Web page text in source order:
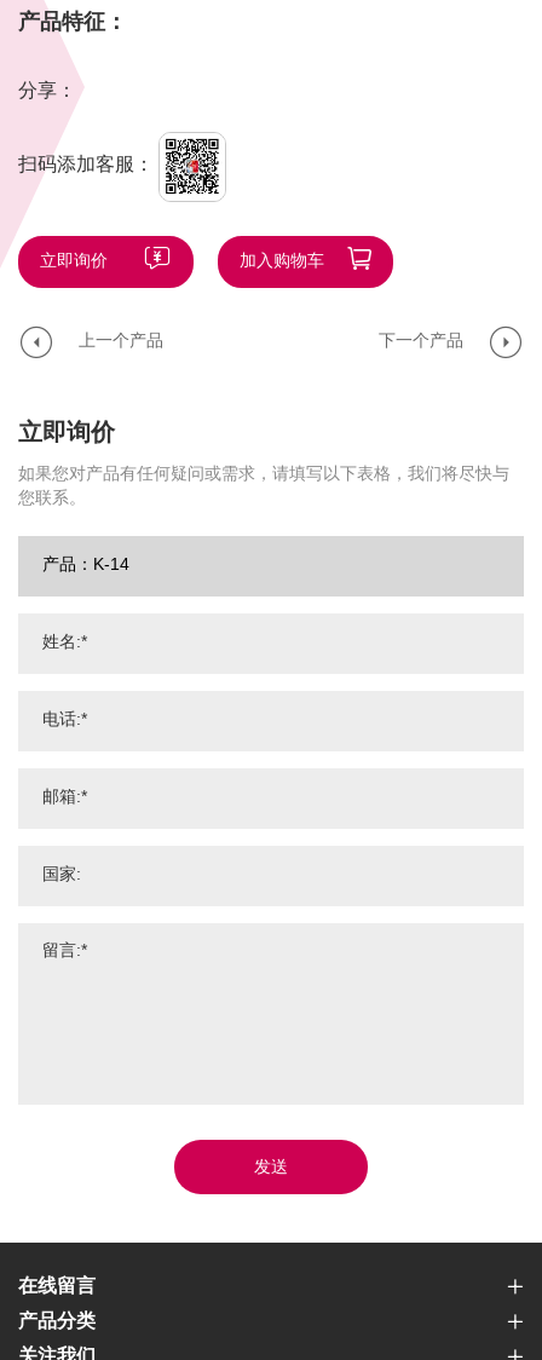
产品特征：
分享：
扫码添加客服：
立即询价 加入购物车
上一个产品 下一个产品
立即询价
如果您对产品有任何疑问或需求，请填写以下表格，我们将尽快与
您联系。
发送
在线留言
产品分类